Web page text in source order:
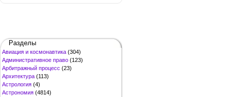
Разделы
Авиация и космонавтика (304)
Административное право (123)
Арбитражный процесс (23)
Архитектура (113)
Астрология (4)
Астрономия (4814)